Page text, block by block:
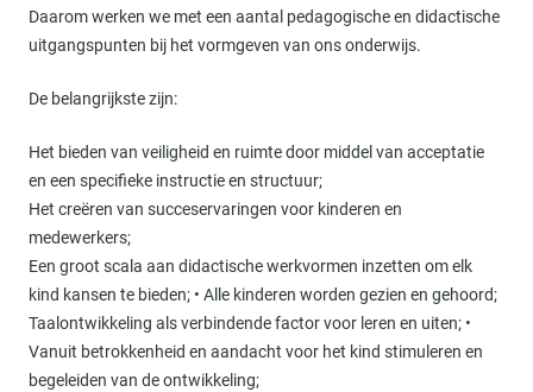
Daarom werken we met een aantal pedagogische en didactische
uitgangspunten bij het vormgeven van ons onderwijs.
De belangrijkste zijn:
Het bieden van veiligheid en ruimte door middel van acceptatie
en een specifieke instructie en structuur;
Het creëren van succeservaringen voor kinderen en
medewerkers;
Een groot scala aan didactische werkvormen inzetten om elk
kind kansen te bieden; • Alle kinderen worden gezien en gehoord;
Taalontwikkeling als verbindende factor voor leren en uiten; •
Vanuit betrokkenheid en aandacht voor het kind stimuleren en
begeleiden van de ontwikkeling;